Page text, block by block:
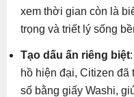
xem thời gian còn là
trọng và triết lý sống
Tạo dấu ấn riêng biệt
hồ hiện đại, Citizen
số bằng giấy Washi,